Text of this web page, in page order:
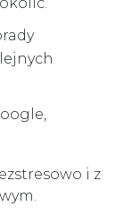
i z